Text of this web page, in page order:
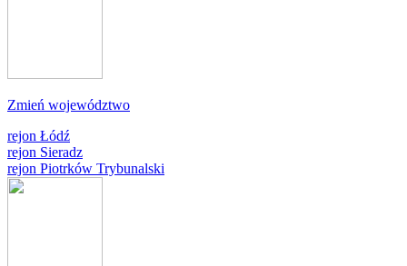
Zmień województwo
rejon Łódź
rejon Sieradz
rejon Piotrków Trybunalski